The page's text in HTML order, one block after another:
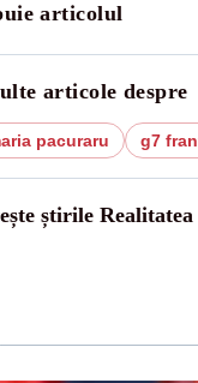
articolul
articole despre
pacuraru g7
știrile